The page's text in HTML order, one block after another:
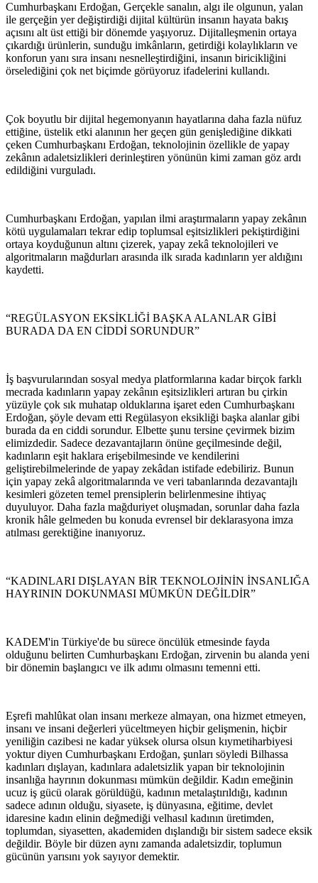
Cumhurbaşkanı Erdoğan, Gerçekle sanalın, algı ile olgunun, yalan
ile gerçeğin yer değiştirdiği dijital kültürün insanın hayata bakış
açısını alt üst ettiği bir dönemde yaşıyoruz. Dijitalleşmenin ortaya
çıkardığı ürünlerin, sunduğu imkânların, getirdiği kolaylıkların ve
konforun yanı sıra insanı nesnelleştirdiğini, insanın biricikliğini
örselediğini çok net biçimde görüyoruz ifadelerini kullandı.
Çok boyutlu bir dijital hegemonyanın hayatlarına daha fazla nüfuz
ettiğine, üstelik etki alanının her geçen gün genişlediğine dikkati
çeken Cumhurbaşkanı Erdoğan, teknolojinin özellikle de yapay
zekânın adaletsizlikleri derinleştiren yönünün kimi zaman göz ardı
edildiğini vurguladı.
Cumhurbaşkanı Erdoğan, yapılan ilmi araştırmaların yapay zekânın
kötü uygulamaları tekrar edip toplumsal eşitsizlikleri pekiştirdiğini
ortaya koyduğunun altını çizerek, yapay zekâ teknolojileri ve
algoritmaların mağdurları arasında ilk sırada kadınların yer aldığını
kaydetti.
“REGÜLASYON EKSİKLİĞİ BAŞKA ALANLAR GİBİ
BURADA DA EN CİDDİ SORUNDUR”
İş başvurularından sosyal medya platformlarına kadar birçok farklı
mecrada kadınların yapay zekânın eşitsizlikleri artıran bu çirkin
yüzüyle çok sık muhatap olduklarına işaret eden Cumhurbaşkanı
Erdoğan, şöyle devam etti Regülasyon eksikliği başka alanlar gibi
burada da en ciddi sorundur. Elbette şunu tersine çevirmek bizim
elimizdedir. Sadece dezavantajların önüne geçilmesinde değil,
kadınların eşit haklara erişebilmesinde ve kendilerini
geliştirebilmelerinde de yapay zekâdan istifade edebiliriz. Bunun
için yapay zekâ algoritmalarında ve veri tabanlarında dezavantajlı
kesimleri gözeten temel prensiplerin belirlenmesine ihtiyaç
duyuluyor. Daha fazla mağduriyet oluşmadan, sorunlar daha fazla
kronik hâle gelmeden bu konuda evrensel bir deklarasyona imza
atılması gerektiğine inanıyoruz.
“KADINLARI DIŞLAYAN BİR TEKNOLOJİNİN İNSANLIĞA
HAYRININ DOKUNMASI MÜMKÜN DEĞİLDİR”
KADEM'in Türkiye'de bu sürece öncülük etmesinde fayda
olduğunu belirten Cumhurbaşkanı Erdoğan, zirvenin bu alanda yeni
bir dönemin başlangıcı ve ilk adımı olmasını temenni etti.
Eşrefi mahlûkat olan insanı merkeze almayan, ona hizmet etmeyen,
insanı ve insani değerleri yüceltmeyen hiçbir gelişmenin, hiçbir
yeniliğin cazibesi ne kadar yüksek olursa olsun kıymetiharbiyesi
yoktur diyen Cumhurbaşkanı Erdoğan, şunları söyledi Bilhassa
kadınları dışlayan, kadınlara adaletsizlik yapan bir teknolojinin
insanlığa hayrının dokunması mümkün değildir. Kadın emeğinin
ucuz iş gücü olarak görüldüğü, kadının metalaştırıldığı, kadının
sadece adının olduğu, siyasete, iş dünyasına, eğitime, devlet
idaresine kadın elinin değmediği velhasıl kadının üretimden,
toplumdan, siyasetten, akademiden dışlandığı bir sistem sadece eksik
değildir. Böyle bir düzen aynı zamanda adaletsizdir, toplumun
gücünün yarısını yok sayıyor demektir.